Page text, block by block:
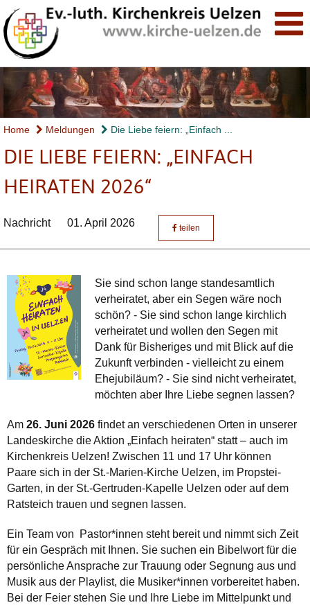
Home Meldungen Die Liebe feiern: „Einfach ...
DIE LIEBE FEIERN: „EINFACH
HEIRATEN 2026“
Nachricht 01. April 2026 teilen
Sie sind schon lange standesamtlich
verheiratet, aber ein Segen wäre noch
schön? - Sie sind schon lange kirchlich
verheiratet und wollen den Segen mit
Dank für Bisheriges und mit Blick auf die
Zukunft verbinden - vielleicht zu einem
Ehejubiläum? - Sie sind nicht verheiratet,
möchten aber Ihre Liebe segnen lassen?
Am 26. Juni 2026 findet an verschiedenen Orten in unserer
Landeskirche die Aktion „Einfach heiraten“ statt – auch im
Kirchenkreis Uelzen! Zwischen 11 und 17 Uhr können
Paare sich in der St.-Marien-Kirche Uelzen, im Propstei-
Garten, in der St.-Gertruden-Kapelle Uelzen oder auf dem
Ratsteich trauen und segnen lassen.
Ein Team von Pastor*innen steht bereit und nimmt sich Zeit
für ein Gespräch mit Ihnen. Sie suchen ein Bibelwort für die
persönliche Ansprache zur Trauung oder Segnung aus und
Musik aus der Playlist, die Musiker*innen vorbereitet haben.
Bei der Feier stehen Sie und Ihre Liebe im Mittelpunkt und